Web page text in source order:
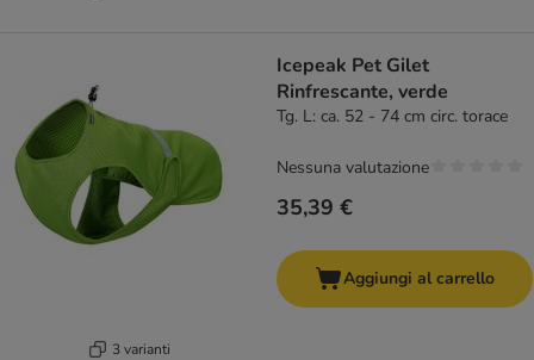
3 varianti
Icepeak Pet Gilet
Rinfrescante, verde
Tg. L: ca. 52 - 74 cm circ. torace
35,39 €
Nessuna valutazione
Aggiungi al carrello